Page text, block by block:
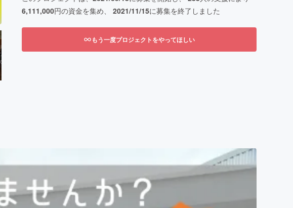
6,111,000円の資金を集め、 2021/11/15に募集を終了しました
もう一度プロジェクトをやってほしい